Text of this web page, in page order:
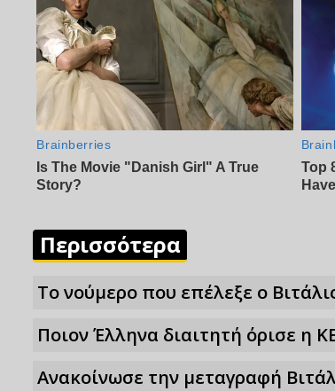
Περισσότερα
Το νούμερο που επέλεξε ο
Ποιον Έλληνα διαιτητή όρισε η
Ανακοίνωσε την μεταγραφή